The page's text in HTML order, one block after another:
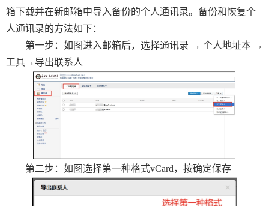
箱下载并在新邮箱中导入备份的个人通讯录。备份和恢复个
人通讯录的方法如下：
第一步：如图进入邮箱后，选择通讯录 → 个人地址本 →
工具→导出联系人
第二步：如图选择第一种格式vCard，按确定保存